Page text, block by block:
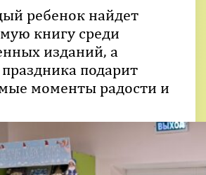
ребенок найдет
книгу среди
изданий, а
подарит
моменты радости и